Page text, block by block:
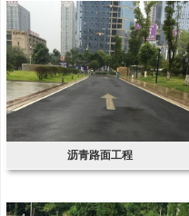
沥青路面工程